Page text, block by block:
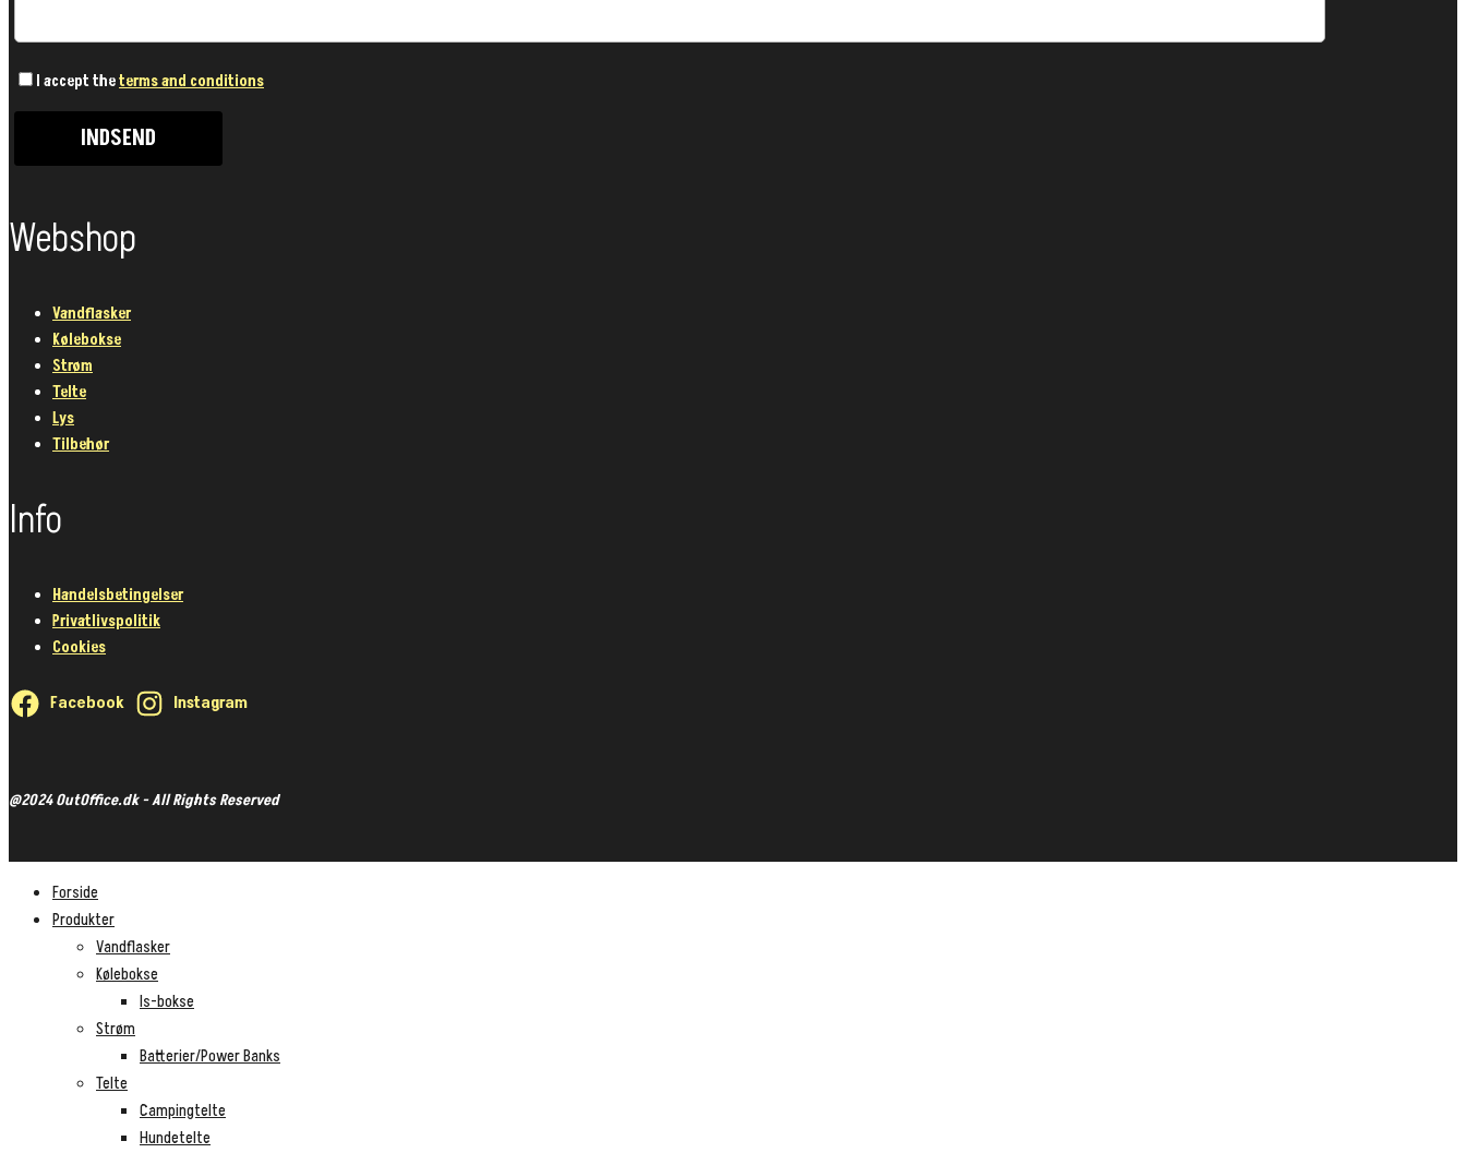
I accept theterms and conditions
Webshop
Vandflasker
Kølebokse
Strøm
Telte
Lys
Tilbehør
Info
Handelsbetingelser
Privatlivspolitik
Cookies
Facebook Instagram
@2024 OutOffice.dk - All Rights Reserved
Forside
Produkter
Vandflasker
Kølebokse
Is-bokse
Strøm
Batterier/Power Banks
Telte
Campingtelte
Hundetelte